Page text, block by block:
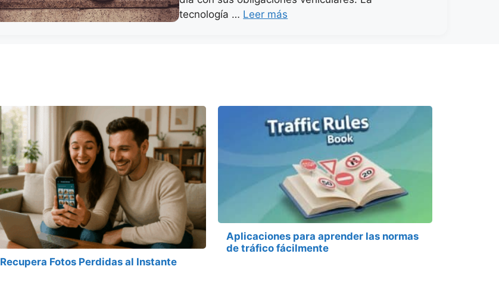
tecnología … Leer más
Recupera Fotos Perdidas al Instante
Aplicaciones para aprender las normas
de tráfico fácilmente